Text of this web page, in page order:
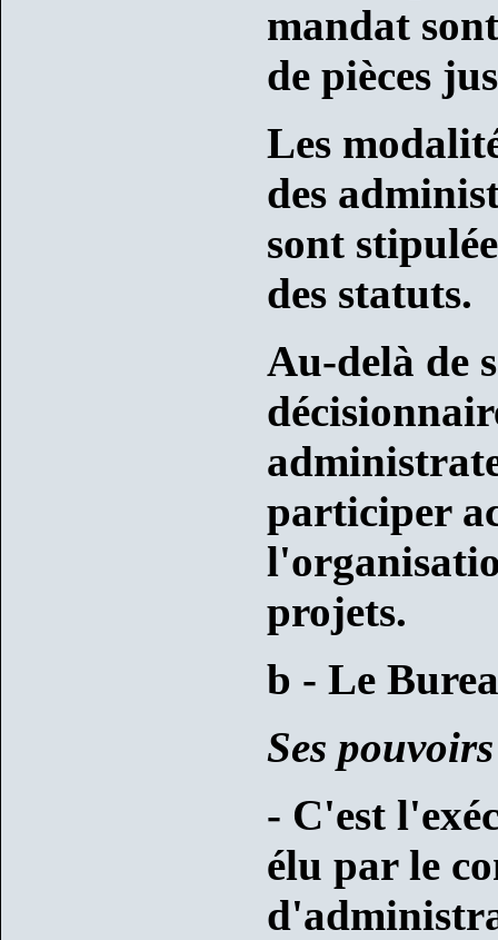
mandat
de pièces
Les
des
sont
des statuts.
Au-delà de
participer
projets.
b - Le
Ses
- C'est
élu par le